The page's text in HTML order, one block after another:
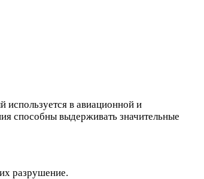
используется в авиационной и
способны выдерживать значительные
разрушение.